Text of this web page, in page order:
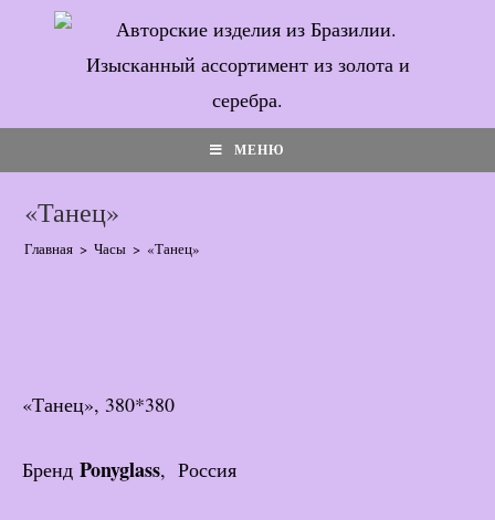
Перейти
содержимому
МЕНЮ
«Танец»
Главная > Часы > «Танец»
«Танец», 380*380
Бренд Ponyglass, Россия